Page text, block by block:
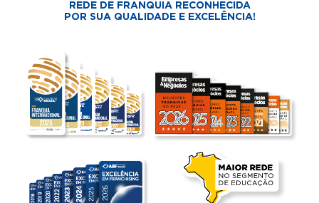
REDE DE FRANQUIA RECONHECIDA
POR SUA QUALIDADE E EXCELÊNCIA!